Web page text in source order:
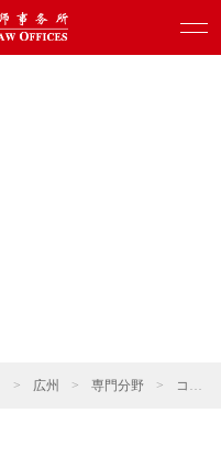
> 広州 > 専門分野 > コーポレート・M&A